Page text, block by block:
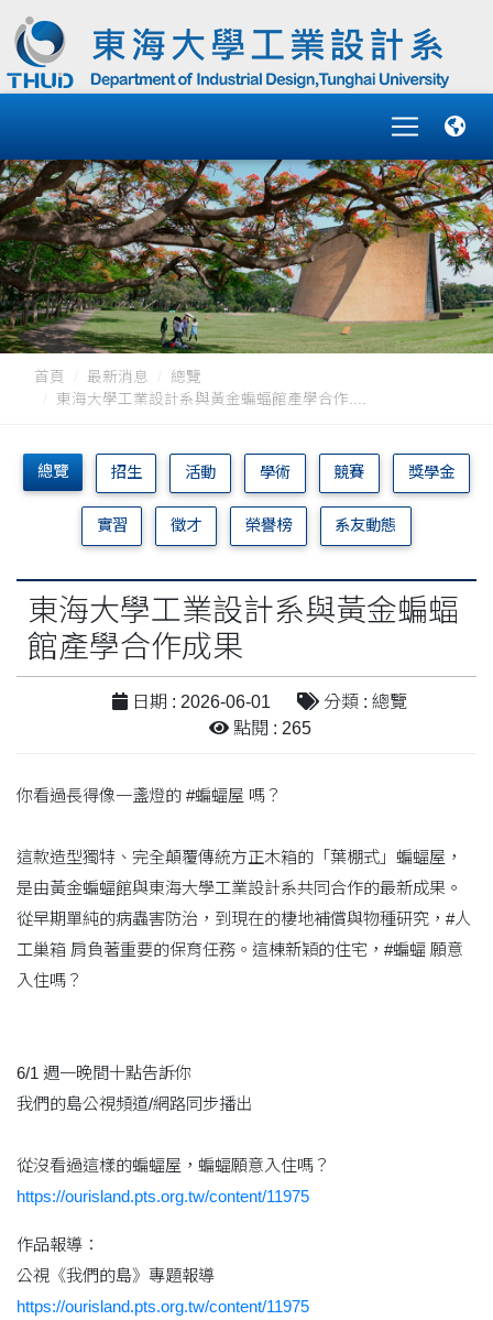
首頁 最新消息
總覽
東海大學工業設計系與黃金蝙蝠館產學合作....
總覽 招生 活動 學術 競賽 獎學金
實習 徵才 榮譽榜 系友動態
東海大學工業設計系與黃金蝙蝠
館產學合作成果
日期 : 2026-06-01
分類 : 總覽
點閱 : 265
你看過長得像一盞燈的 #蝙蝠屋 嗎？
這款造型獨特、完全顛覆傳統方正木箱的「葉棚式」蝙蝠屋，
是由黃金蝙蝠館與東海大學工業設計系共同合作的最新成果。
從早期單純的病蟲害防治，到現在的棲地補償與物種研究，#人
工巢箱 肩負著重要的保育任務。這棟新穎的住宅，#蝙蝠 願意
入住嗎？
6/1 週一晚間十點告訴你
我們的島公視頻道/網路同步播出
從沒看過這樣的蝙蝠屋，蝙蝠願意入住嗎？
https://ourisland.pts.org.tw/content/11975
作品報導：
公視《我們的島》專題報導
https://ourisland.pts.org.tw/content/11975